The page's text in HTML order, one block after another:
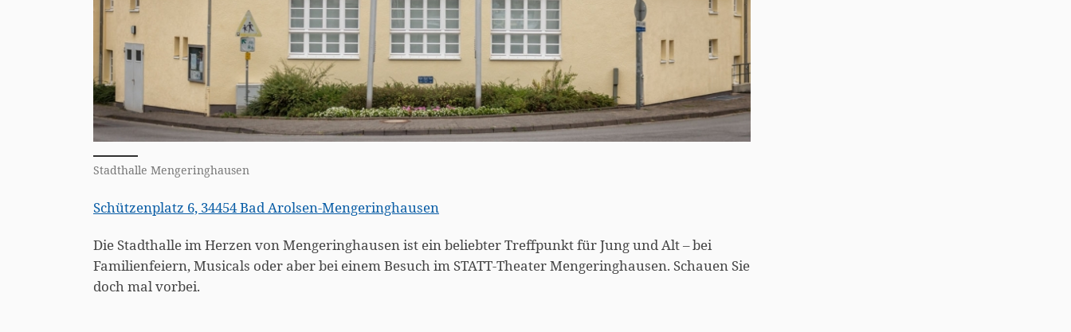
Stadthalle Mengeringhausen
Schützenplatz 6, 34454 Bad Arolsen-Mengeringhausen
Die Stadthalle im Herzen von Mengeringhausen ist ein beliebter Treffpunkt für Jung und Alt – bei
Familienfeiern, Musicals oder aber bei einem Besuch im STATT-Theater Mengeringhausen. Schauen Sie
doch mal vorbei.